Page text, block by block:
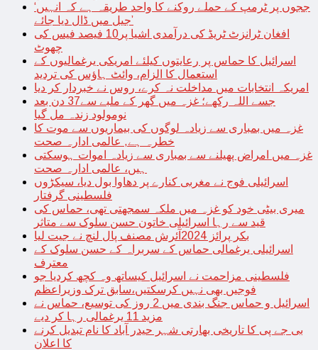
‘ججوں پر ٹرمپ کے حملے روکنے کا واحد طریقہ ہے کہ انہیں
جیل میں ڈال دیا جائے’
افغان ٹرانزٹ ٹریڈ کی درآمدی اشیا پر10 فیصد فیس کی
چھوٹ
اسرائیل کا حماس پر رعایتوں کیلئے امریکی یرغمالیوں کے
استعمال کا الزام، وائٹ ہاؤس کی تردید
امریکہ انتخابات میں مداخلت نہ کرے، روس نے خبردار کر دیا
جسے اللہ رکھے؛ غزہ میں گھر کے ملبے سے37 دن بعد
نومولود زندہ مل گیا
غزہ میں بمباری سے زیادہ لوگوں کی بیماریوں سے موت کا
خطرہ ہے, عالمی ادارہ صحت
غزہ میں امراض پھیلنے سے بمباری سے زیادہ اموات ہوسکتی
ہیں، عالمی ادارہ صحت
اسرائیلی فوج نے مغربی کنارے پر دھاوا بول دیا، سیکڑوں
فلسطینی گرفتار
میری بیٹی خود کو غزہ میں ملکہ سمجھتی تھی، حماس کی
قید سے رہا اسرائیلی خاتون حسن سلوک سے متاثر
بکر پرائز 2024آئرش مصنف پال لنچ نے جیت لیا
اسرائیلی یرغمالی حماس کے سربراہ کے حسن سلوک کے
معترف
فلسطینی مزاحمت نے اسرائیل کیساتھ وہ کچھ کردیا جو
فوجیں بھی نہیں کرسکتیں،سابق ترک وزیراعظم
اسرائیل و حماس جنگ بندی میں 2 روز کی توسیع، حماس نے
مزید 11 یرغمالی رہا کر دیے
بی جے پی کا تاریخی بھارتی شہر حیدر آباد کا نام تبدیل کرنے
کا اعلان